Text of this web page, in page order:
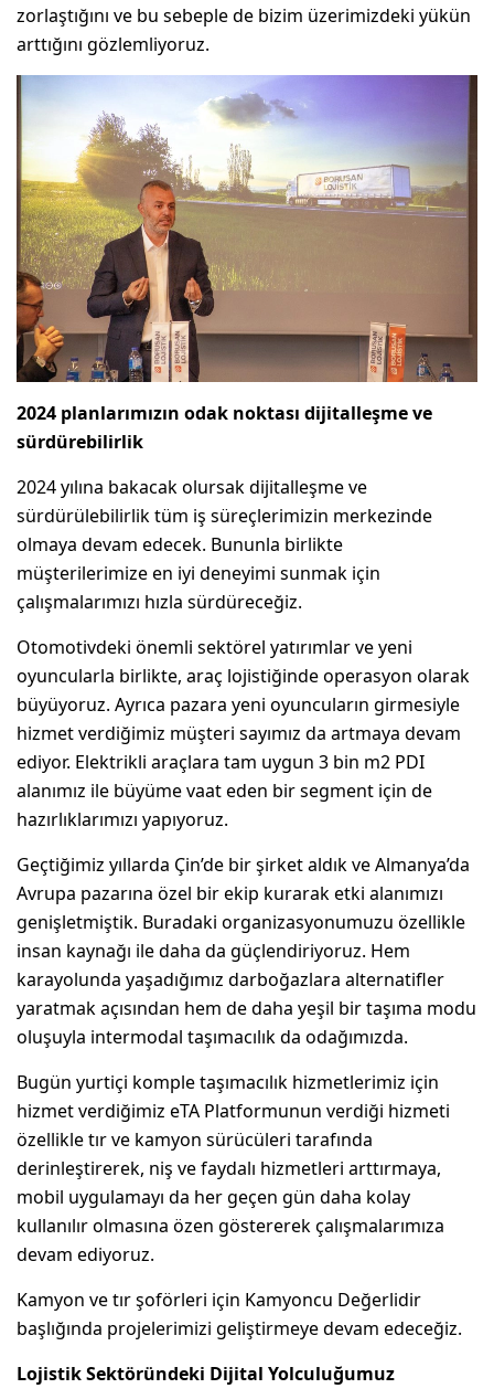
zorlaştığını ve bu sebeple de bizim üzerimizdeki yükün
arttığını gözlemliyoruz.
2024 planlarımızın odak noktası dijitalleşme ve
sürdürebilirlik
2024 yılına bakacak olursak dijitalleşme ve
sürdürülebilirlik tüm iş süreçlerimizin merkezinde
olmaya devam edecek. Bununla birlikte
müşterilerimize en iyi deneyimi sunmak için
çalışmalarımızı hızla sürdüreceğiz.
Otomotivdeki önemli sektörel yatırımlar ve yeni
oyuncularla birlikte, araç lojistiğinde operasyon olarak
büyüyoruz. Ayrıca pazara yeni oyuncuların girmesiyle
hizmet verdiğimiz müşteri sayımız da artmaya devam
ediyor. Elektrikli araçlara tam uygun 3 bin m2 PDI
alanımız ile büyüme vaat eden bir segment için de
hazırlıklarımızı yapıyoruz.
Geçtiğimiz yıllarda Çin’de bir şirket aldık ve Almanya’da
Avrupa pazarına özel bir ekip kurarak etki alanımızı
genişletmiştik. Buradaki organizasyonumuzu özellikle
insan kaynağı ile daha da güçlendiriyoruz. Hem
karayolunda yaşadığımız darboğazlara alternatifler
yaratmak açısından hem de daha yeşil bir taşıma modu
oluşuyla intermodal taşımacılık da odağımızda.
Bugün yurtiçi komple taşımacılık hizmetlerimiz için
hizmet verdiğimiz eTA Platformunun verdiği hizmeti
özellikle tır ve kamyon sürücüleri tarafında
derinleştirerek, niş ve faydalı hizmetleri arttırmaya,
mobil uygulamayı da her geçen gün daha kolay
kullanılır olmasına özen göstererek çalışmalarımıza
devam ediyoruz.
Kamyon ve tır şoförleri için Kamyoncu Değerlidir
başlığında projelerimizi geliştirmeye devam edeceğiz.
Lojistik Sektöründeki Dijital Yolculuğumuz